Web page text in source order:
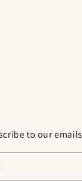
to our emails